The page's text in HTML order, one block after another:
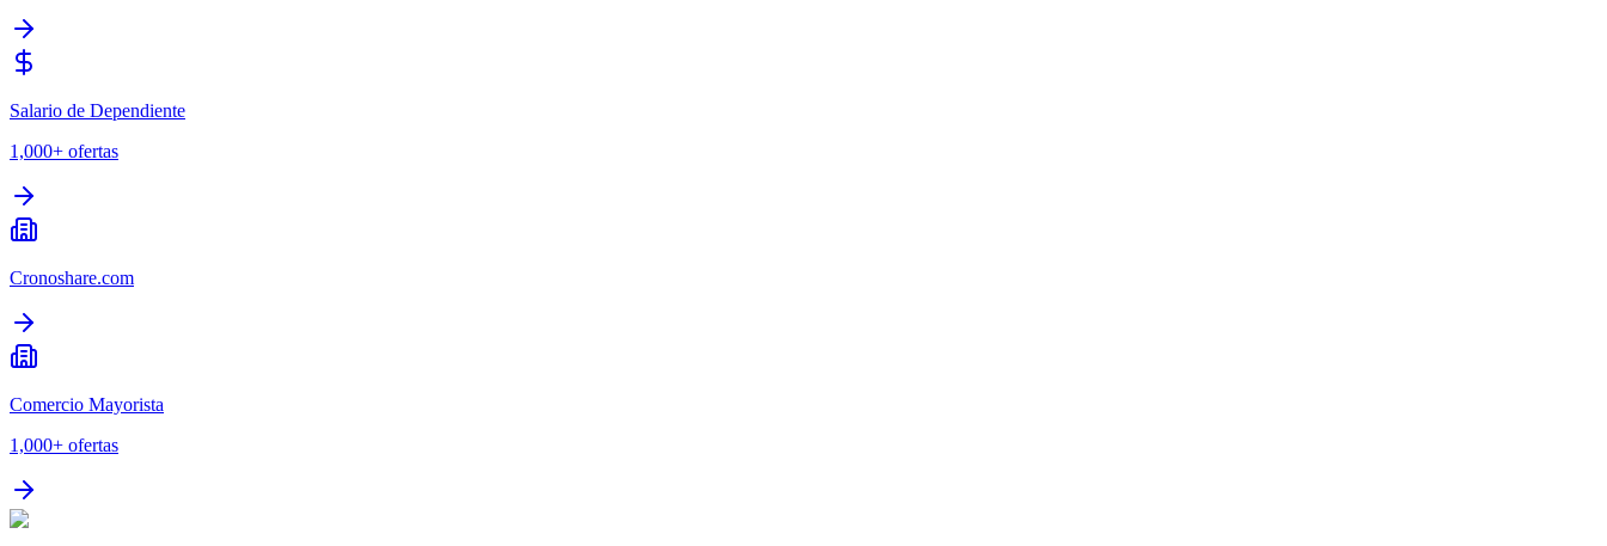
Salario de Dependiente
1,000+ ofertas
Cronoshare.com
Comercio Mayorista
1,000+ ofertas